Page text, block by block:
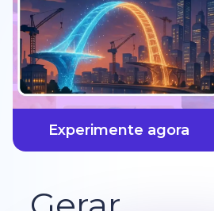
Experimente agora